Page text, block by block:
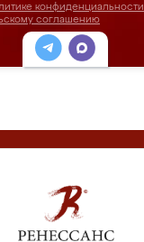
конфиденциальности
соглашению